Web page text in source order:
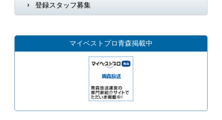
登録スタッフ募集
マイベストプロ青森掲載中